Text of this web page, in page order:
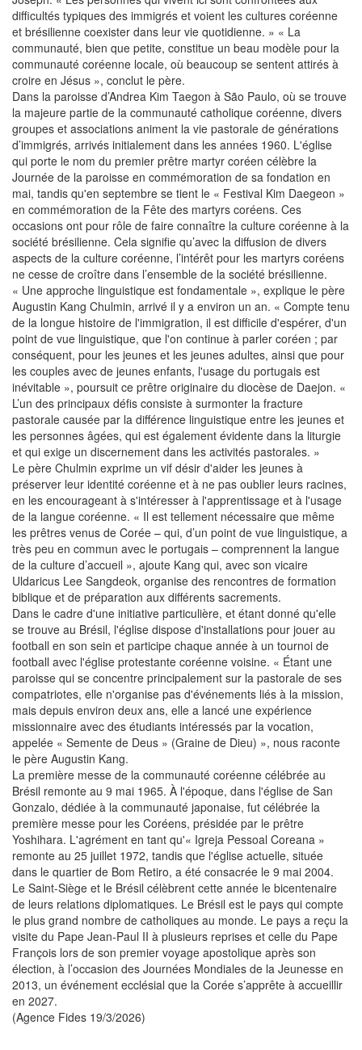
difficultés typiques des immigrés et voient les cultures coréenne
et brésilienne coexister dans leur vie quotidienne. » « La
communauté, bien que petite, constitue un beau modèle pour la
communauté coréenne locale, où beaucoup se sentent attirés à
croire en Jésus », conclut le père.
Dans la paroisse d’Andrea Kim Taegon à São Paulo, où se trouve
la majeure partie de la communauté catholique coréenne, divers
groupes et associations animent la vie pastorale de générations
d’immigrés, arrivés initialement dans les années 1960. L'église
qui porte le nom du premier prêtre martyr coréen célèbre la
Journée de la paroisse en commémoration de sa fondation en
mai, tandis qu'en septembre se tient le « Festival Kim Daegeon »
en commémoration de la Fête des martyrs coréens. Ces
occasions ont pour rôle de faire connaître la culture coréenne à la
société brésilienne. Cela signifie qu’avec la diffusion de divers
aspects de la culture coréenne, l’intérêt pour les martyrs coréens
ne cesse de croître dans l’ensemble de la société brésilienne.
« Une approche linguistique est fondamentale », explique le père
Augustin Kang Chulmin, arrivé il y a environ un an. « Compte tenu
de la longue histoire de l'immigration, il est difficile d'espérer, d'un
point de vue linguistique, que l'on continue à parler coréen ; par
conséquent, pour les jeunes et les jeunes adultes, ainsi que pour
les couples avec de jeunes enfants, l'usage du portugais est
inévitable », poursuit ce prêtre originaire du diocèse de Daejon. «
L’un des principaux défis consiste à surmonter la fracture
pastorale causée par la différence linguistique entre les jeunes et
les personnes âgées, qui est également évidente dans la liturgie
et qui exige un discernement dans les activités pastorales. »
Le père Chulmin exprime un vif désir d'aider les jeunes à
préserver leur identité coréenne et à ne pas oublier leurs racines,
en les encourageant à s'intéresser à l'apprentissage et à l'usage
de la langue coréenne. « Il est tellement nécessaire que même
les prêtres venus de Corée – qui, d’un point de vue linguistique, a
très peu en commun avec le portugais – comprennent la langue
de la culture d’accueil », ajoute Kang qui, avec son vicaire
Uldaricus Lee Sangdeok, organise des rencontres de formation
biblique et de préparation aux différents sacrements.
Dans le cadre d'une initiative particulière, et étant donné qu'elle
se trouve au Brésil, l'église dispose d'installations pour jouer au
football en son sein et participe chaque année à un tournoi de
football avec l'église protestante coréenne voisine. « Étant une
paroisse qui se concentre principalement sur la pastorale de ses
compatriotes, elle n'organise pas d'événements liés à la mission,
mais depuis environ deux ans, elle a lancé une expérience
missionnaire avec des étudiants intéressés par la vocation,
appelée « Semente de Deus » (Graine de Dieu) », nous raconte
le père Augustin Kang.
La première messe de la communauté coréenne célébrée au
Brésil remonte au 9 mai 1965. À l'époque, dans l'église de San
Gonzalo, dédiée à la communauté japonaise, fut célébrée la
première messe pour les Coréens, présidée par le prêtre
Yoshihara. L'agrément en tant qu'« Igreja Pessoal Coreana »
remonte au 25 juillet 1972, tandis que l'église actuelle, située
dans le quartier de Bom Retiro, a été consacrée le 9 mai 2004.
Le Saint-Siège et le Brésil célèbrent cette année le bicentenaire
de leurs relations diplomatiques. Le Brésil est le pays qui compte
le plus grand nombre de catholiques au monde. Le pays a reçu la
visite du Pape Jean-Paul II à plusieurs reprises et celle du Pape
François lors de son premier voyage apostolique après son
élection, à l’occasion des Journées Mondiales de la Jeunesse en
2013, un événement ecclésial que la Corée s’apprête à accueillir
en 2027.
(Agence Fides 19/3/2026)